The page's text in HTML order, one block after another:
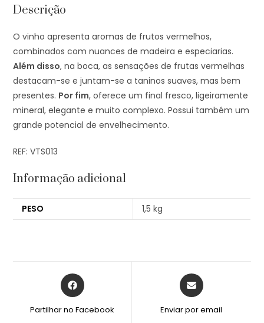
Descrição
O vinho apresenta aromas de frutos vermelhos,
combinados com nuances de madeira e especiarias.
Além disso, na boca, as sensações de frutas vermelhas
destacam-se e juntam-se a taninos suaves, mas bem
presentes. Por fim, oferece um final fresco, ligeiramente
mineral, elegante e muito complexo. Possui também um
grande potencial de envelhecimento.
REF: VTS013
Informação adicional
PESO 1,5 kg
Partilhar no Facebook Enviar por email